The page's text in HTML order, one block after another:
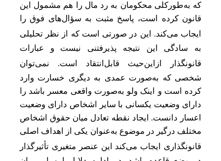
که به‌طور‌کلی محکومان ‌به رد مال را هم مشمول این
قانون کرده است، پاسخ مثبت به سؤال‌های فوق را
ایجاب میکند. این در صورتی است که از نظر تحلیلی
به سادگی این نتیجه پذیرفتنی نیست و عبارات
قانونگذار از‌این‌حیث قابل‌انتقاد است. نمیتوان
شخصی که به‌صورت عمدی به دیگری خسارت وارد
کرده است و اینک ولو به‌صورت واقعی معسر باشد را
دارای وضعیت یکسانی با سایر اشخاص دارای وضعیت
اعسار دانست. ایجاد نقطه تعادل میان حقوق اشخاص
مختلف درگیر در موضوع به‌عنوان یکی از اهداف اصلی
قانونگذاری ایجاب میکند این عنصر متغیری تأثیرگذار